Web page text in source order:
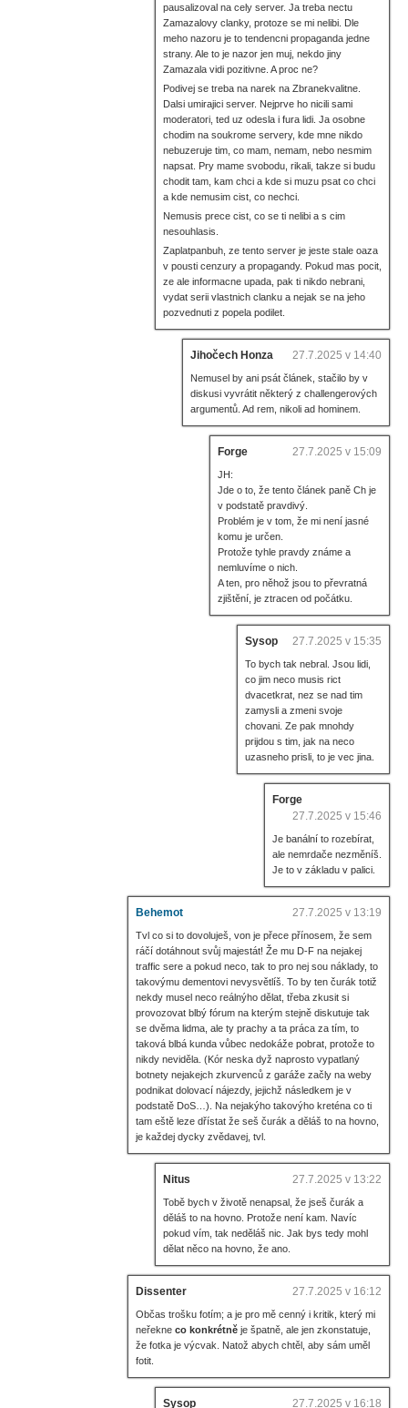
pausalizoval na cely server. Ja treba nectu
Zamazalovy clanky, protoze se mi nelibi. Dle
meho nazoru je to tendencni propaganda jedne
strany. Ale to je nazor jen muj, nekdo jiny
Zamazala vidi pozitivne. A proc ne?
Podivej se treba na narek na Zbranekvalitne.
Dalsi umirajici server. Nejprve ho nicili sami
moderatori, ted uz odesla i fura lidi. Ja osobne
chodim na soukrome servery, kde mne nikdo
nebuzeruje tim, co mam, nemam, nebo nesmim
napsat. Pry mame svobodu, rikali, takze si budu
chodit tam, kam chci a kde si muzu psat co chci
a kde nemusim cist, co nechci.
Nemusis prece cist, co se ti nelibi a s cim
nesouhlasis.
Zaplatpanbuh, ze tento server je jeste stale oaza
v pousti cenzury a propagandy. Pokud mas pocit,
ze ale informacne upada, pak ti nikdo nebrani,
vydat serii vlastnich clanku a nejak se na jeho
pozvednuti z popela podilet.
Jihočech Honza 27.7.2025 v 14:40
Nemusel by ani psát článek, stačilo by v
diskusi vyvrátit některý z challengerových
argumentů. Ad rem, nikoli ad hominem.
Forge 27.7.2025 v 15:09
JH:
Jde o to, že tento článek paně Ch je
v podstatě pravdivý.
Problém je v tom, že mi není jasné
komu je určen.
Protože tyhle pravdy známe a
nemluvíme o nich.
A ten, pro něhož jsou to převratná
zjištění, je ztracen od počátku.
Sysop 27.7.2025 v 15:35
To bych tak nebral. Jsou lidi,
co jim neco musis rict
dvacetkrat, nez se nad tim
zamysli a zmeni svoje
chovani. Ze pak mnohdy
prijdou s tim, jak na neco
uzasneho prisli, to je vec jina.
Forge
27.7.2025 v 15:46
Je banální to rozebírat,
ale nemrdače nezměníš.
Je to v základu v palici.
Behemot 27.7.2025 v 13:19
Tvl co si to dovoluješ, von je přece přínosem, že sem
ráčí dotáhnout svůj majestát! Že mu D-F na nejakej
traffic sere a pokud neco, tak to pro nej sou náklady, to
takovýmu dementovi nevysvětlíš. To by ten čurák totiž
nekdy musel neco reálnýho dělat, třeba zkusit si
provozovat blbý fórum na kterým stejně diskutuje tak
se dvěma lidma, ale ty prachy a ta práca za tím, to
taková blbá kunda vůbec nedokáže pobrat, protože to
nikdy neviděla. (Kór neska dyž naprosto vypatlaný
botnety nejakejch zkurvenců z garáže začly na weby
podnikat dolovací nájezdy, jejichž následkem je v
podstatě DoS…). Na nejakýho takovýho kreténa co ti
tam eště leze dřístat že seš čurák a děláš to na hovno,
je každej dycky zvědavej, tvl.
Nitus 27.7.2025 v 13:22
Tobě bych v životě nenapsal, že jseš čurák a
děláš to na hovno. Protože není kam. Navíc
pokud vím, tak neděláš nic. Jak bys tedy mohl
dělat něco na hovno, že ano.
Dissenter 27.7.2025 v 16:12
Občas trošku fotím; a je pro mě cenný i kritik, který mi
neřekne co konkrétně je špatně, ale jen zkonstatuje,
že fotka je výcvak. Natož abych chtěl, aby sám uměl
fotit.
Sysop 27.7.2025 v 16:18